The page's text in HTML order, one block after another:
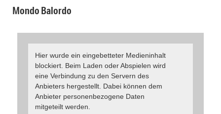
Mondo Balordo
Hier wurde ein eingebetteter Medieninhalt
blockiert. Beim Laden oder Abspielen wird
eine Verbindung zu den Servern des
Anbieters hergestellt. Dabei können dem
Anbieter personenbezogene Daten
mitgeteilt werden.